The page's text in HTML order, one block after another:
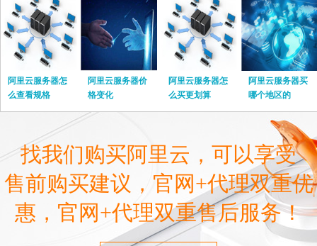
阿里云服务器怎
么查看规格
阿里云服务器价
格变化
阿里云服务器怎
么买更划算
阿里云服务器买
哪个地区的
找我们购买阿里云，可以享受
售前购买建议，官网+代理双重优
惠，官网+代理双重售后服务！